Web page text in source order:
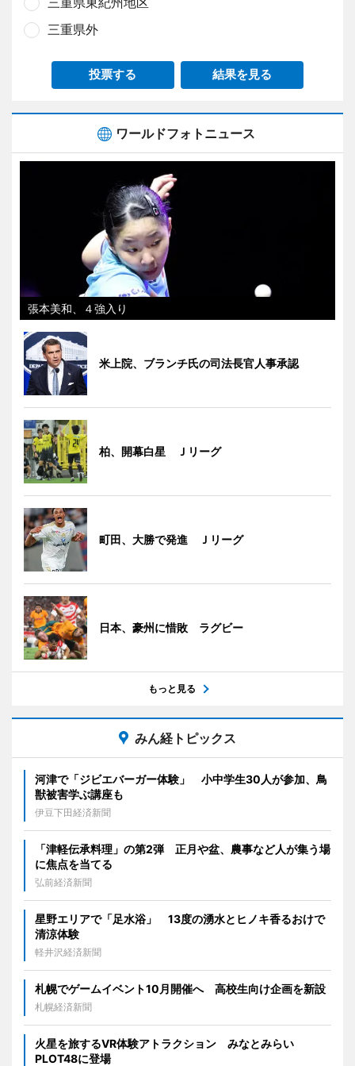
三重県外
投票する 結果を見る
ワールドフォトニュース
張本美和、４強入り
米上院、ブランチ氏の司法長官人事承認
柏、開幕白星 Ｊリーグ
町田、大勝で発進 Ｊリーグ
日本、豪州に惜敗 ラグビー
もっと見る
みん経トピックス
河津で「ジビエバーガー体験」 小中学生30人が参加、鳥
獣被害学ぶ講座も
伊豆下田経済新聞
「津軽伝承料理」の第2弾 正月や盆、農事など人が集う場
に焦点を当てる
弘前経済新聞
星野エリアで「足水浴」 13度の湧水とヒノキ香るおけで
清涼体験
軽井沢経済新聞
札幌でゲームイベント10月開催へ 高校生向け企画を新設
札幌経済新聞
火星を旅するVR体験アトラクション みなとみらい
PLOT48に登場